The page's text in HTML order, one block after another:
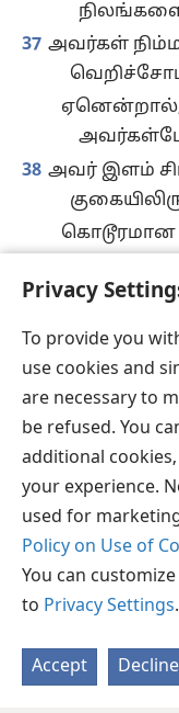
Privacy
To provide you
use cookies and
are necessary to
be refused. You
additional
your experience.
used for
Policy on Use of
You can
to Privacy Settings.
Accept Decline
37 அவர்கள்
38 அவர் இளம்
கொடூரமான
தமிழ்
Copyright © 2026